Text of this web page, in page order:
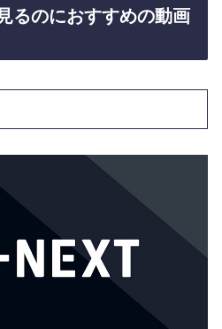
るのにおすすめの動画